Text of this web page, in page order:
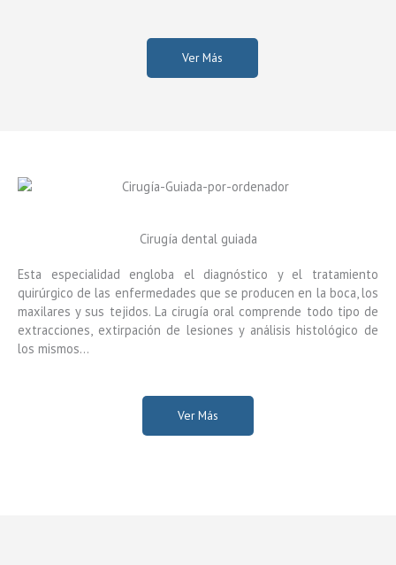
Ver Más
Cirugía dental guiada
Esta especialidad engloba el diagnóstico y el tratamiento
quirúrgico de las enfermedades que se producen en la boca, los
maxilares y sus tejidos. La cirugía oral comprende todo tipo de
extracciones, extirpación de lesiones y análisis histológico de
los mismos…
Ver Más